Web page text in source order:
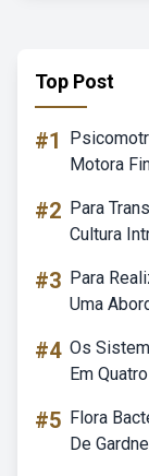
Top Post
#1
Motora
#2 Para
Cultura
#3 Para
Uma
#4 Os
Em
#5 Flora
De